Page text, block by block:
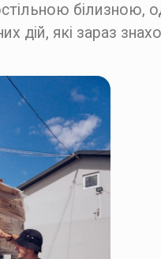
білизною,
які зараз